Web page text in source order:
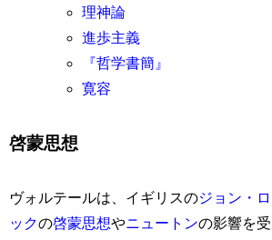
理神論
進歩主義
『哲学書簡』
寛容
啓蒙思想
ヴォルテールは、イギリスのジョン・ロ
ックの啓蒙思想やニュートンの影響を受